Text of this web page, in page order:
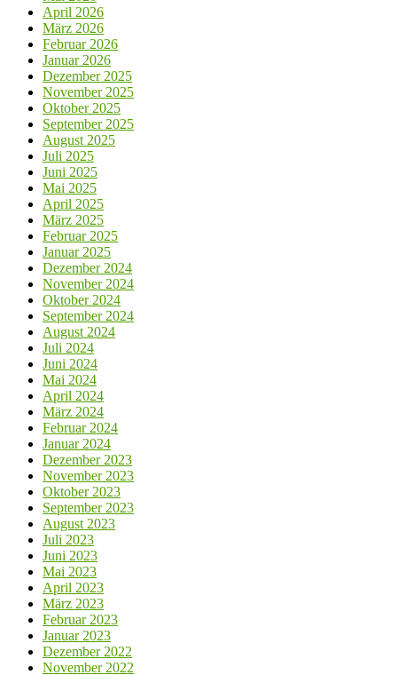
April 2026
März 2026
Februar 2026
Januar 2026
Dezember 2025
November 2025
Oktober 2025
September 2025
August 2025
Juli 2025
Juni 2025
Mai 2025
April 2025
März 2025
Februar 2025
Januar 2025
Dezember 2024
November 2024
Oktober 2024
September 2024
August 2024
Juli 2024
Juni 2024
Mai 2024
April 2024
März 2024
Februar 2024
Januar 2024
Dezember 2023
November 2023
Oktober 2023
September 2023
August 2023
Juli 2023
Juni 2023
Mai 2023
April 2023
März 2023
Februar 2023
Januar 2023
Dezember 2022
November 2022